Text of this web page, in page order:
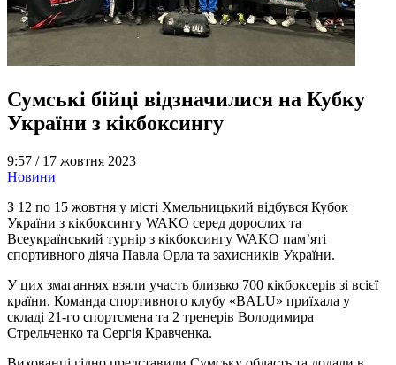
Сумські бійці відзначилися на Кубку
України з кікбоксингу
9:57 / 17 жовтня 2023
Новини
З 12 по 15 жовтня у місті Хмельницький відбувся Кубок
України з кікбоксингу WAKO серед дорослих та
Всеукраїнський турнір з кікбоксингу WAKO пам’яті
спортивного діяча Павла Орла та захисників України.
У цих змаганнях взяли участь близько 700 кікбоксерів зі всієї
країни. Команда спортивного клубу «BALU» приїхала у
складі 21-го спортсмена та 2 тренерів Володимира
Стрельченко та Сергія Кравченка.